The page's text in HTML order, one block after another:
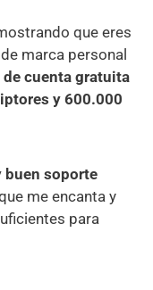
que eres
marca personal
cuenta gratuita
y 600.000
buen soporte
me encanta y
para